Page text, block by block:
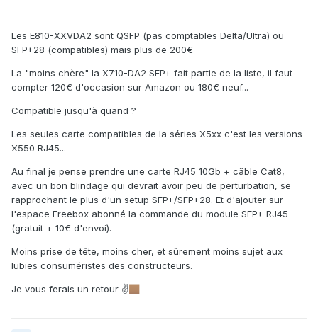
Les E810-XXVDA2 sont QSFP (pas comptables Delta/Ultra) ou
SFP+28 (compatibles) mais plus de 200€
La "moins chère" la X710-DA2 SFP+ fait partie de la liste, il faut
compter 120€ d'occasion sur Amazon ou 180€ neuf...
Compatible jusqu'à quand ?
Les seules carte compatibles de la séries X5xx c'est les versions
X550 RJ45...
Au final je pense prendre une carte RJ45 10Gb + câble Cat8,
avec un bon blindage qui devrait avoir peu de perturbation, se
rapprochant le plus d'un setup SFP+/SFP+28. Et d'ajouter sur
l'espace Freebox abonné la commande du module SFP+ RJ45
(gratuit + 10€ d'envoi).
Moins prise de tête, moins cher, et sûrement moins sujet aux
lubies consuméristes des constructeurs.
Je vous ferais un retour ✌